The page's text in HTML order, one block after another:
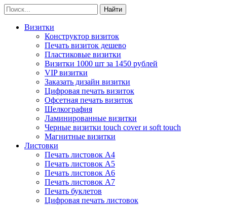
Визитки
Конструктор визиток
Печать визиток дешево
Пластиковые визитки
Визитки 1000 шт за 1450 рублей
VIP визитки
Заказать дизайн визитки
Цифровая печать визиток
Офсетная печать визиток
Шелкография
Ламинированные визитки
Черные визитки touch cover и soft touch
Магнитные визитки
Листовки
Печать листовок А4
Печать листовок А5
Печать листовок А6
Печать листовок А7
Печать буклетов
Цифровая печать листовок